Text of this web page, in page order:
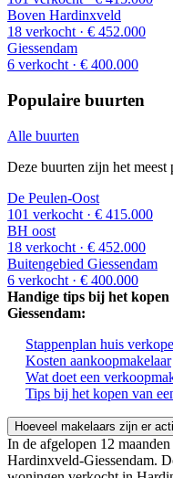
Boven Hardinxveld
18 verkocht · € 452.000
Giessendam
6 verkocht · € 400.000
Populaire buurten
Alle buurten
Deze buurten zijn het
De Peulen-Oost
101 verkocht · € 415.000
BH oost
18 verkocht · € 452.000
Buitengebied Giessendam
6 verkocht · € 400.000
Handige tips bij het
Giessendam:
Stappenplan huis
Kosten aankoopmakelaar
Wat doet een
Tips bij het kopen van
Hoeveel makelaars zijn er
In de afgelopen 12
Hardinxveld-Giessendam.